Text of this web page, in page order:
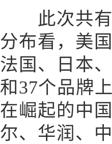
此次共有
分布看，美
法国、日本
和37个品牌
在崛起的中
尔、华润、